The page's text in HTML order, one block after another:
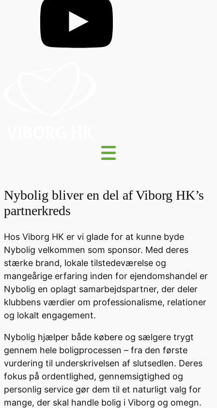
Nybolig bliver en del af Viborg HK’s
partnerkreds
Hos Viborg HK er vi glade for at kunne byde
Nybolig velkommen som sponsor. Med deres
stærke brand, lokale tilstedeværelse og
mangeårige erfaring inden for ejendomshandel er
Nybolig en oplagt samarbejdspartner, der deler
klubbens værdier om professionalisme, relationer
og lokalt engagement.
Nybolig hjælper både købere og sælgere trygt
gennem hele boligprocessen – fra den første
vurdering til underskrivelsen af slutsedlen. Deres
fokus på ordentlighed, gennemsigtighed og
personlig service gør dem til et naturligt valg for
mange, der skal handle bolig i Viborg og omegn.